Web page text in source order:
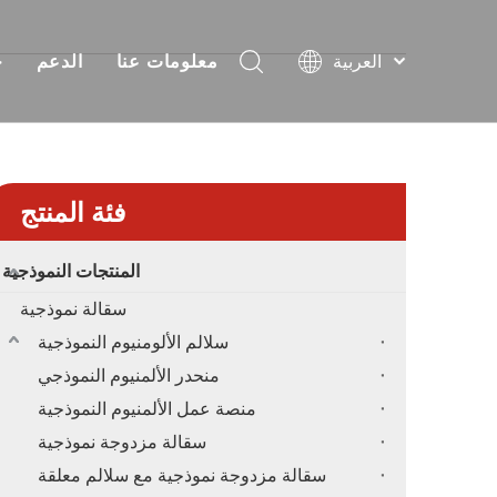
سعر
العمارة
النادي
الدعم
تحميل
معلومات عنا
العربية
Français
English
فئة المنتج
المنتجات النموذجية
سقالة نموذجية
سلالم الألومنيوم النموذجية
منحدر الألمنيوم النموذجي
منصة عمل الألمنيوم النموذجية
سقالة مزدوجة نموذجية
سقالة مزدوجة نموذجية مع سلالم معلقة